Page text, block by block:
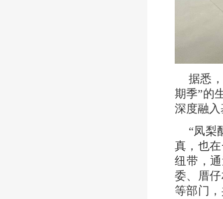
据悉
期季”的
深度融
“凤梨
真，也
纽带，
委、厝
等部门